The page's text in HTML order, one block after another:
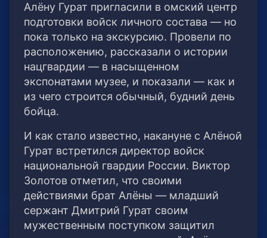
Алёну Гурат пригласили в омский центр
подготовки войск личного состава — но
пока только на экскурсию. Провели по
расположению, рассказали о истории
нацгвардии — в насыщенном
экспонатами музее, и показали — как и
из чего строится обычный, будний день
бойца.
И как стало известно, накануне с Алёной
Гурат встретился директор войск
национальной гвардии России. Виктор
Золотов отметил, что своими
действиями брат Алёны — младший
сержант Дмитрий Гурат своим
мужественным поступком защитил